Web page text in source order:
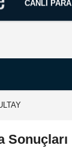
CANLI PARA
Sonuçları